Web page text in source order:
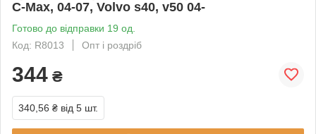
C-Max, 04-07, Volvo s40, v50 04-
Готово до відправки 19 од.
Код: R8013
Опт і роздріб
344 ₴
340,56 ₴ від 5 шт.